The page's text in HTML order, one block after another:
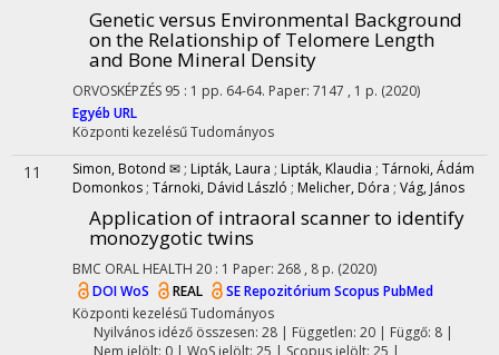
Genetic versus Environmental Background
on the Relationship of Telomere Length
and Bone Mineral Density
ORVOSKÉPZÉS 95 : 1 pp. 64-64. Paper: 7147 , 1 p. (2020)
Egyéb URL
Központi kezelésűTudományos
11 Simon, Botond ✉ ; Lipták, Laura ; Lipták, Klaudia ; Tárnoki, Ádám
Domonkos ; Tárnoki, Dávid László ; Melicher, Dóra ; Vág, János
Application of intraoral scanner to identify
monozygotic twins
BMC ORAL HEALTH 20 : 1 Paper: 268 , 8 p. (2020)
DOIWoS REAL SE RepozitóriumScopus PubMed
Központi kezelésűTudományos
Nyilvános idéző összesen: 28| Független: 20 | Függő: 8 |
Nem jelölt: 0 | WoS jelölt: 25 | Scopus jelölt: 25 |